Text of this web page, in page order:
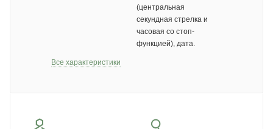
(центральная
секундная стрелка и
часовая со стоп-
функцией), дата.
Все характеристики